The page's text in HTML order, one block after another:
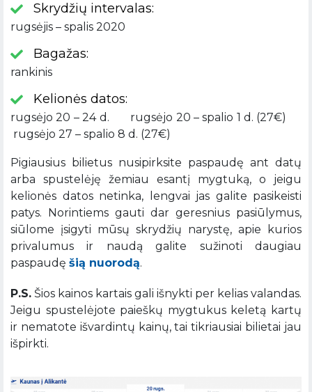
Skrydžių intervalas:
rugsėjis – spalis 2020
Bagažas:
rankinis
Kelionės datos:
rugsėjo 20 – 24 d. rugsėjo 20 – spalio 1 d. (27€)
rugsėjo 27 – spalio 8 d. (27€)
Pigiausius bilietus nusipirksite paspaudę ant datų
arba spustelėję žemiau esantį mygtuką, o jeigu
kelionės datos netinka, lengvai jas galite pasikeisti
patys. Norintiems gauti dar geresnius pasiūlymus,
siūlome įsigyti mūsų skrydžių narystę, apie kurios
privalumus ir naudą galite sužinoti daugiau
paspaudę šią nuorodą.
P.S. Šios kainos kartais gali išnykti per kelias valandas.
Jeigu spustelėjote paieškų mygtukus keletą kartų
ir nematote išvardintų kainų, tai tikriausiai bilietai jau
išpirkti.